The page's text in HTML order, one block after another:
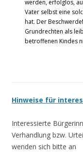
werden, erfolglos,
Vater selbst eine
hat. Der
Grundrechten als
betroffenen Kindes
Hinweise für
Interessierte
Verhandlung bzw.
wenden sich bitte an